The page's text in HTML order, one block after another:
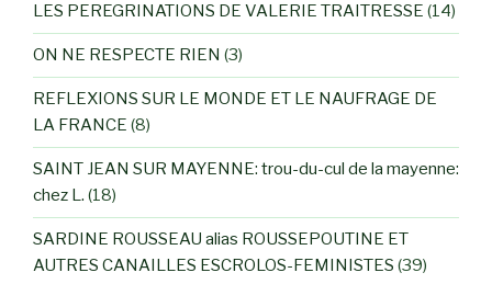
LES PEREGRINATIONS DE VALERIE TRAITRESSE (14)
ON NE RESPECTE RIEN (3)
REFLEXIONS SUR LE MONDE ET LE NAUFRAGE DE
LA FRANCE (8)
SAINT JEAN SUR MAYENNE: trou-du-cul de la mayenne:
chez L. (18)
SARDINE ROUSSEAU alias ROUSSEPOUTINE ET
AUTRES CANAILLES ESCROLOS-FEMINISTES (39)